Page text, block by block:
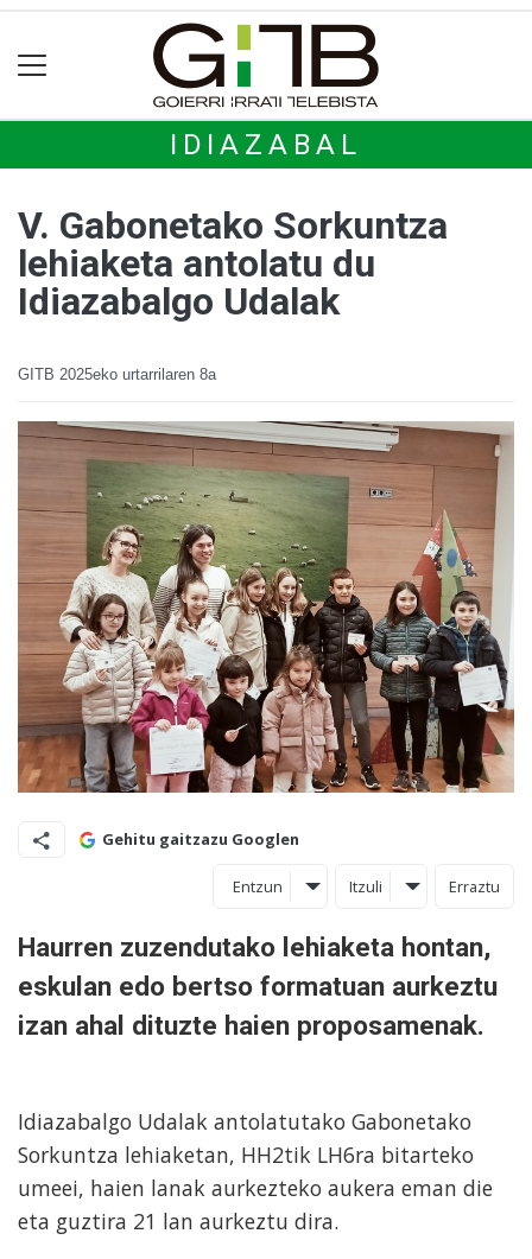
IDIAZABAL
V. Gabonetako Sorkuntza
lehiaketa antolatu du
Idiazabalgo Udalak
GITB 2025eko urtarrilaren 8a
Gehitu gaitzazu Googlen
Entzun Itzuli Erraztu
Haurren zuzendutako lehiaketa hontan,
eskulan edo bertso formatuan aurkeztu
izan ahal dituzte haien proposamenak.
Idiazabalgo Udalak antolatutako Gabonetako
Sorkuntza lehiaketan, HH2tik LH6ra bitarteko
umeei, haien lanak aurkezteko aukera eman die
eta guztira 21 lan aurkeztu dira.